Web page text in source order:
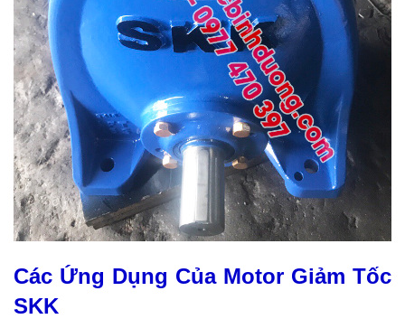
Các Ứng Dụng Của Motor Giảm Tốc
SKK